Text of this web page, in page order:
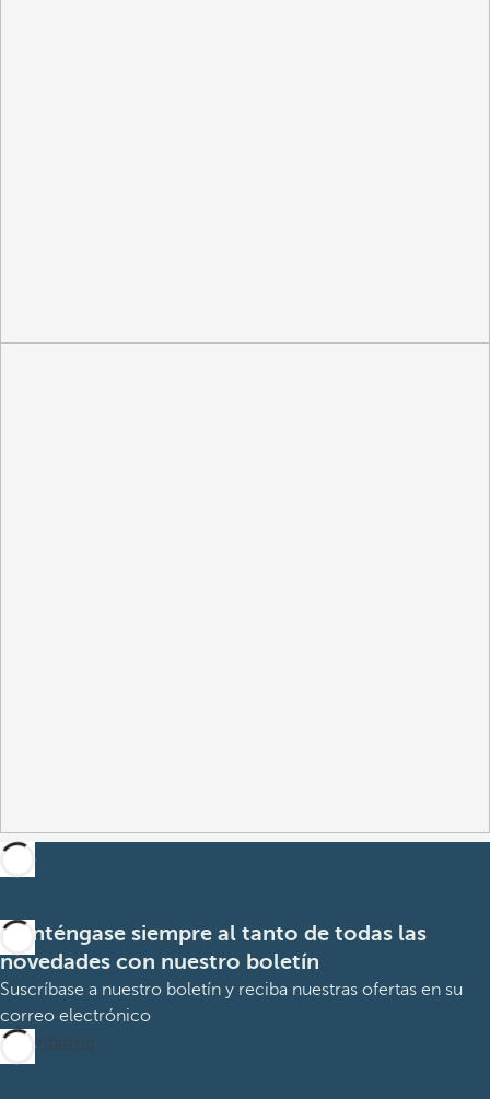
Manténgase siempre al tanto de todas las
novedades con nuestro boletín
Suscríbase a nuestro boletín y reciba nuestras ofertas en su
correo electrónico
Suscribirme